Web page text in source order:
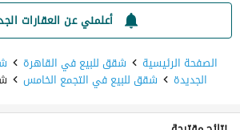
أعلمني عن العقارات
الصفحة الرئيسية
شقق للبيع في القاهرة
الجديدة شقق للبيع في التجمع الخامس